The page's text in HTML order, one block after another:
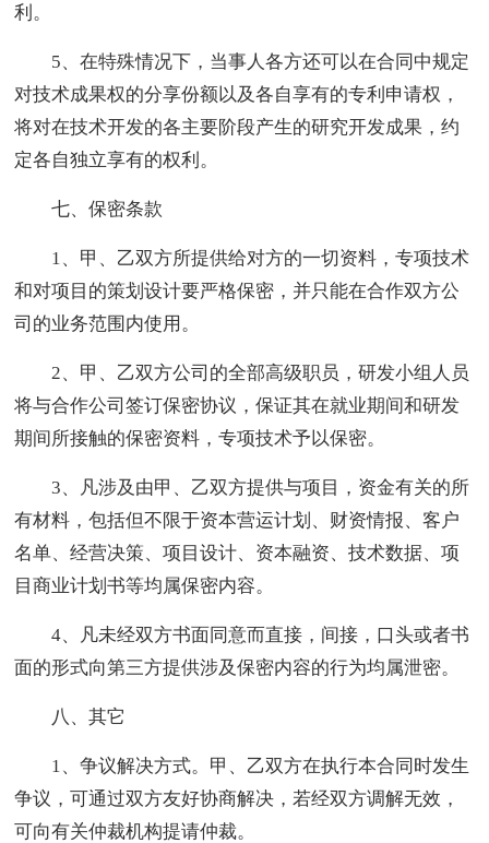
利。
5、在特殊情况下，当事人各方还可以在合同中规定
对技术成果权的分享份额以及各自享有的专利申请权，
将对在技术开发的各主要阶段产生的研究开发成果，约
定各自独立享有的权利。
七、保密条款
1、甲、乙双方所提供给对方的一切资料，专项技术
和对项目的策划设计要严格保密，并只能在合作双方公
司的业务范围内使用。
2、甲、乙双方公司的全部高级职员，研发小组人员
将与合作公司签订保密协议，保证其在就业期间和研发
期间所接触的保密资料，专项技术予以保密。
3、凡涉及由甲、乙双方提供与项目，资金有关的所
有材料，包括但不限于资本营运计划、财资情报、客户
名单、经营决策、项目设计、资本融资、技术数据、项
目商业计划书等均属保密内容。
4、凡未经双方书面同意而直接，间接，口头或者书
面的形式向第三方提供涉及保密内容的行为均属泄密。
八、其它
1、争议解决方式。甲、乙双方在执行本合同时发生
争议，可通过双方友好协商解决，若经双方调解无效，
可向有关仲裁机构提请仲裁。